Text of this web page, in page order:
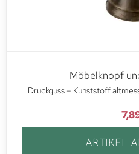
Möbelknopf
Druckguss – Kunststoff
ARTIKEL